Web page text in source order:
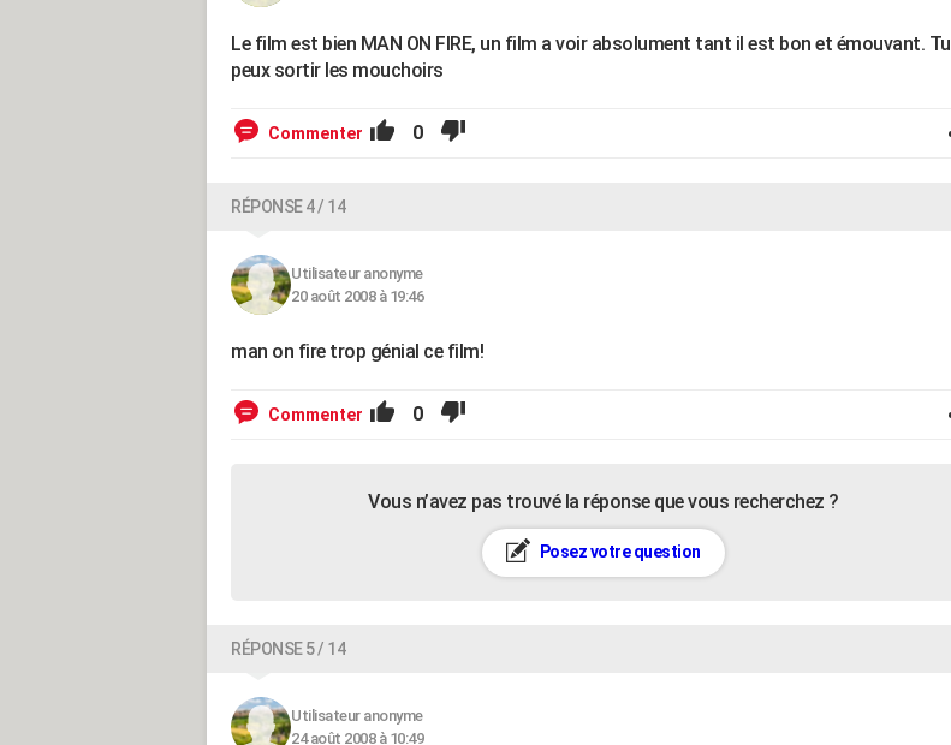
Le film est bien MAN ON FIRE, un film a voir absolument tant il est bon et émouvant. Tu
peux sortir les mouchoirs
Commenter 0
RÉPONSE 4 / 14
Utilisateur anonyme
20 août 2008 à 19:46
man on fire trop génial ce film!
Commenter 0
Vous n’avez pas trouvé la réponse que vous recherchez ?
Posez votre question
RÉPONSE 5 / 14
Utilisateur anonyme
24 août 2008 à 10:49